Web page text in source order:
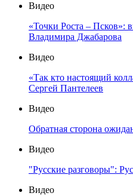
Видео
«Точки Роста – Псков»:
Владимира Джабарова
Видео
«Так кто настоящий
Сергей Пантелеев
Видео
Обратная сторона
Видео
"Русские разговоры":
Видео